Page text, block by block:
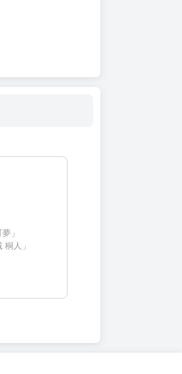
」
人」